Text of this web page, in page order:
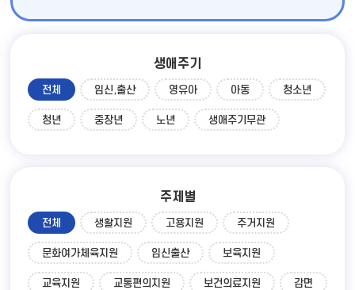
생애주기
전체 임신,출산 영유아 아동 청소년
청년 중장년 노년 생애주기무관
주제별
전체 생활지원 고용지원 주거지원
문화여가체육지원 임신출산 보육지원
교육지원 교통편의지원 보건의료지원 감면